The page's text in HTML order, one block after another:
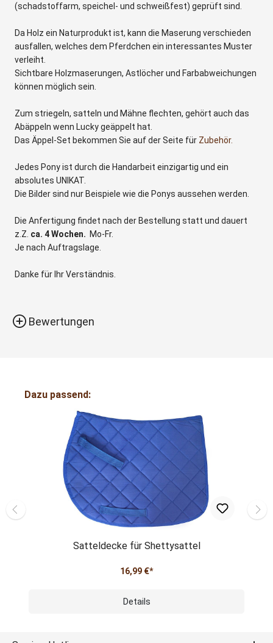
(schadstoffarm, speichel- und schweißfest) geprüft sind.
Da Holz ein Naturprodukt ist, kann die Maserung verschieden
ausfallen, welches dem Pferdchen ein interessantes Muster
verleiht.
Sichtbare Holzmaserungen, Astlöcher und Farbabweichungen
können möglich sein.
Zum striegeln, satteln und Mähne flechten, gehört auch das
Abäppeln wenn Lucky geäppelt hat.
Das Äppel-Set bekommen Sie auf der Seite für Zubehör.
Jedes Pony ist durch die Handarbeit einzigartig und ein
absolutes UNIKAT.
Die Bilder sind nur Beispiele wie die Ponys aussehen werden.
Die Anfertigung findet nach der Bestellung statt und dauert
z.Z. ca. 4 Wochen. Mo-Fr.
Je nach Auftragslage.
Danke für Ihr Verständnis.
Bewertungen
Dazu passend:
Satteldecke für Shettysattel
16,99 €*
Details